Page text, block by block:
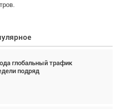
глобальный трафик
подряд
вертолётов и БПЛА в